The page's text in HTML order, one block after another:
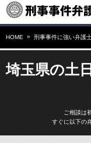
HOME 刑事事件に強い弁護
埼玉県の土
ご相談は
すぐに以下の